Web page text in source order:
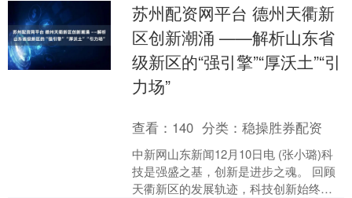
装机机厂家,是企业确....
苏州配资网平台 德州天衢新
区创新潮涌 ——解析山东省
级新区的“强引擎”“厚沃土”“引
力场”
查看： 140 分类：稳操胜券配资
中新网山东新闻12月10日电 (张小璐)科
技是强盛之基，创新是进步之魂。 回顾
天衢新区的发展轨迹，科技创新始终是